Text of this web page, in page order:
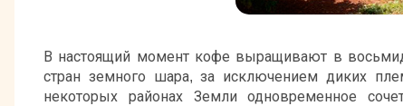
В настоящий момент кофе выращивают в
стран земного шара, за исключением диких
некоторых районах Земли одновременное